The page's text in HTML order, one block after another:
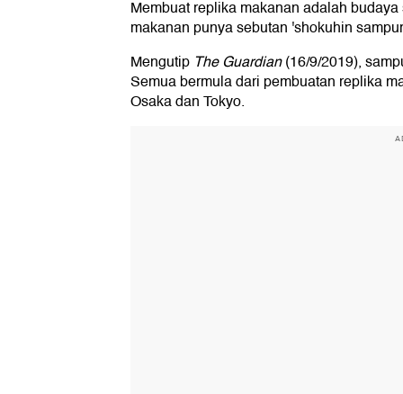
Membuat replika makanan adalah
makanan punya sebutan 'shokuhin
Mengutip The Guardian(16/9/2019),
Semua bermula dari pembuatan replika
Osaka dan Tokyo.